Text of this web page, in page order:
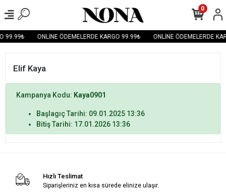
99.99₺ ONLİNE ÖDEMELERDE KARGO 99.99₺ ONLİNE ÖDEMELERDE
0
Elif Kaya
Kampanya Kodu: Kaya0901
Başlagıç Tarihi: 09.01.2025 13:36
Bitiş Tarihi: 17.01.2026 13:36
Hızlı Teslimat
Siparişleriniz en kısa sürede elinize ulaşır.